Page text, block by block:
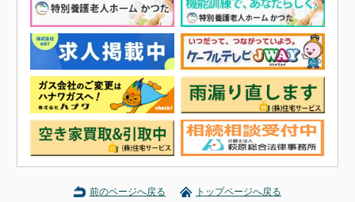
前のページへ戻る トップページへ戻る